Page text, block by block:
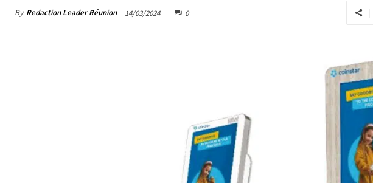
By Redaction Leader Réunion 14/03/2024 0